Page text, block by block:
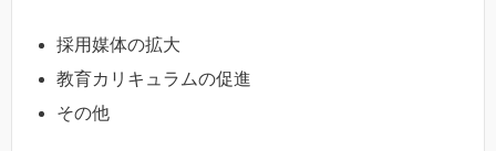
採用媒体の拡大
教育カリキュラムの促進
その他